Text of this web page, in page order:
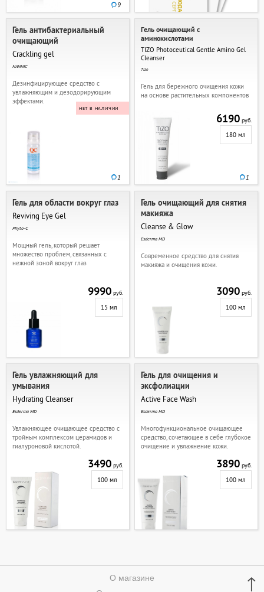
9
Гель антибактериальный
очищающий
Crackling gel
NANNIC
НЕТ В НАЛИЧИИ
Дезинфицирующее средство с
увлажняющим и дезодорирующим
эффектами.
1
Гель очищающий с
аминокислотами
TIZO Photoceutical Gentle Amino Gel
Cleanser
Tizo
Гель для бережного очищения кожи
на основе растительных компонентов
6190руб.
180 мл
1
Гель для области вокруг глаз
Reviving Eye Gel
Phyto-C
Мощный гель, который решает
множество проблем, связанных с
нежной зоной вокруг глаз
9990руб.
15 мл
Гель очищающий для снятия
макияжа
Cleanse & Glow
Esderma MD
Современное средство для снятия
макияжа и очищения кожи.
3090руб.
100 мл
Гель увлажняющий для
умывания
Hydrating Cleanser
Esderma MD
Увлажняющее очищающее средство с
тройным комплексом церамидов и
гиалуроновой кислотой.
3490руб.
100 мл
Гель для очищения и
эксфолиации
Active Face Wash
Esderma MD
Многофункциональное очищающее
средство, сочетающее в себе глубокое
очищение и увлажнение кожи.
3890руб.
100 мл
↑
О магазине